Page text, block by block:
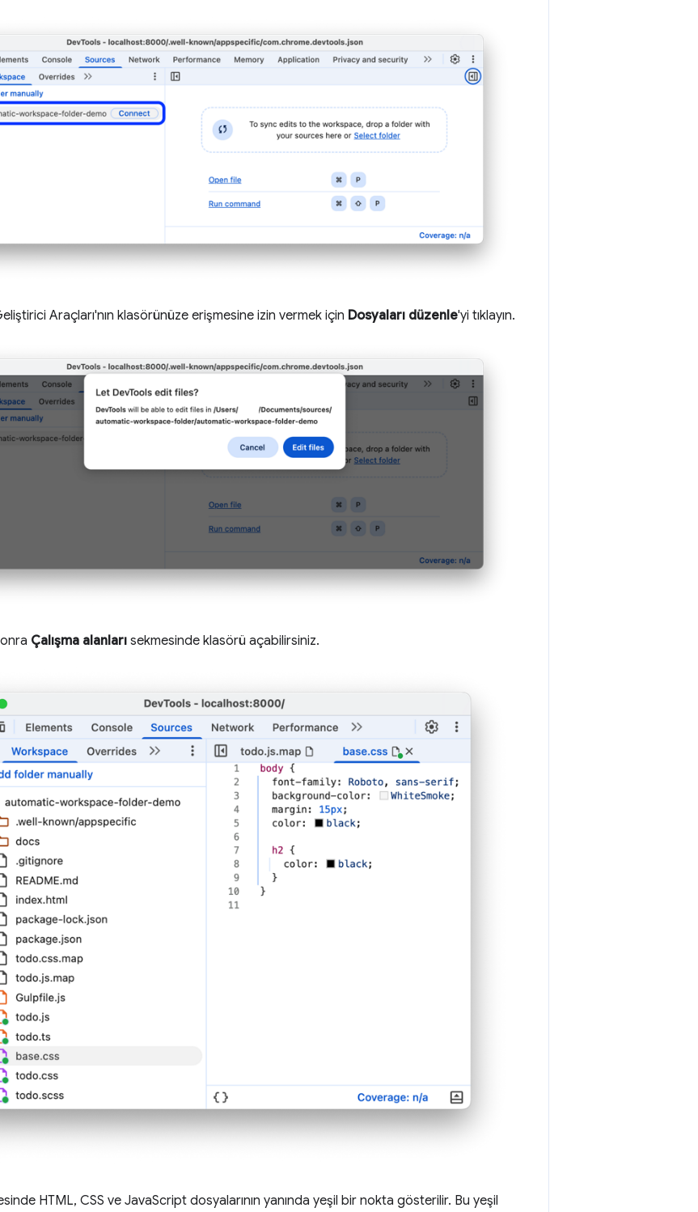
Araçları'nın klasörünüze erişmesine izin vermek için Dosyaları düzenle'yi tıklayın.
Çalışma alanları sekmesinde klasörü açabilirsiniz.
HTML, CSS ve JavaScript dosyalarının yanında yeşil bir nokta gösterilir. Bu yeşil